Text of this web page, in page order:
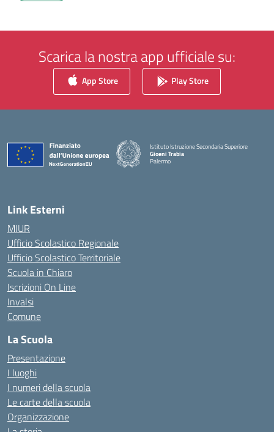
Scarica la nostra app ufficiale su:
App Store Play Store
Istituto Istruzione Secondaria Superiore
Gioeni Trabia
Palermo
Link Esterni
MIUR
Ufficio Scolastico Regionale
Ufficio Scolastico Territoriale
Scuola in Chiaro
Iscrizioni On Line
Invalsi
Comune
La Scuola
Presentazione
I luoghi
I numeri della scuola
Le carte della scuola
Organizzazione